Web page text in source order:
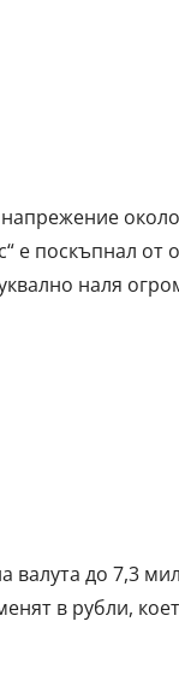
е поскъпнал от
наля
валута до 7,3
в рубли,